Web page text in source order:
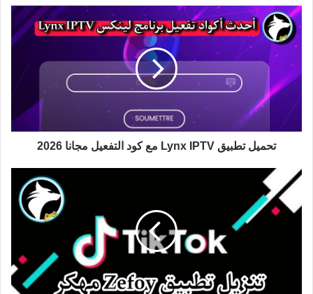
تحميل تطبيق Lynx IPTV مع كود التفعيل مجانا 2026